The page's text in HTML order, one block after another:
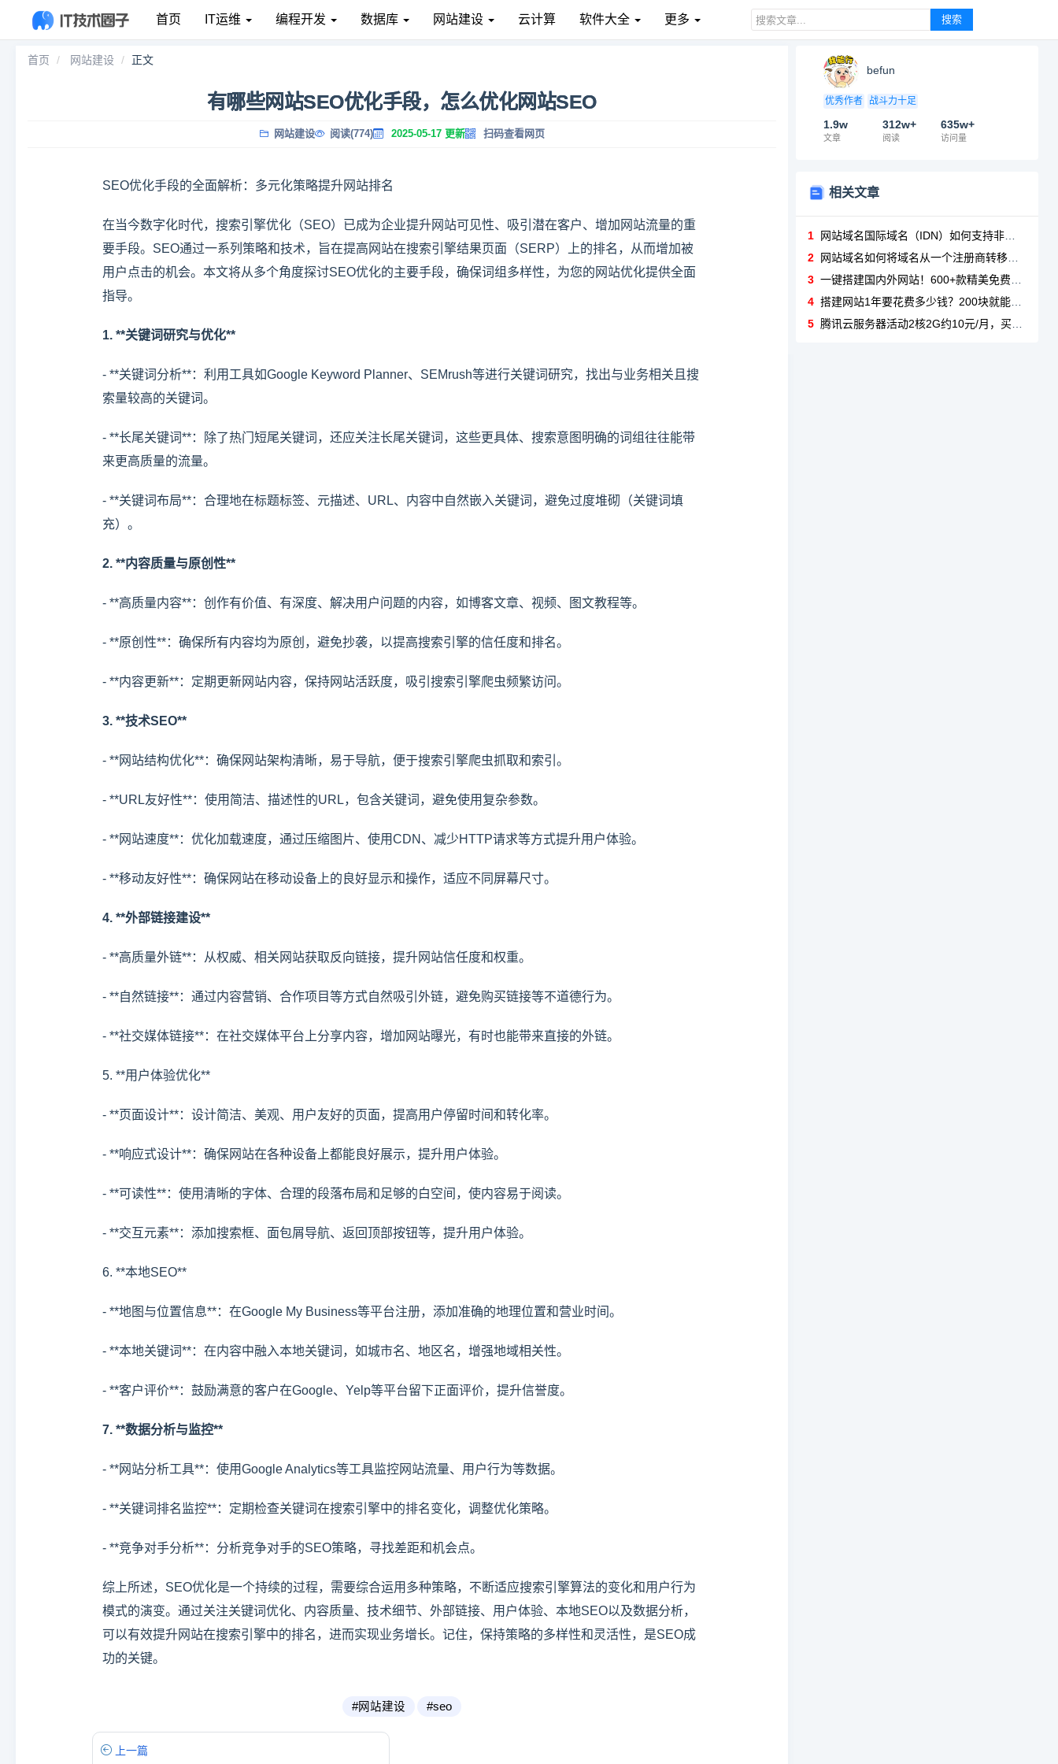
首页 IT运维 编程开发 数据库 网站建设 云计算 软件大全 更多 搜索
首页 网站建设 正文
有哪些网站SEO优化手段，怎么优化网站SEO
网站建设 阅读(774) 2025-05-17 更新 扫码查看网页
SEO优化手段的全面解析：多元化策略提升网站排名
在当今数字化时代，搜索引擎优化（SEO）已成为企业提升网站可见性、吸引潜在客户、增加网站流量的重
要手段。SEO通过一系列策略和技术，旨在提高网站在搜索引擎结果页面（SERP）上的排名，从而增加被
用户点击的机会。本文将从多个角度探讨SEO优化的主要手段，确保词组多样性，为您的网站优化提供全面
指导。
1. **关键词研究与优化**
- **关键词分析**：利用工具如Google Keyword Planner、SEMrush等进行关键词研究，找出与业务相关且搜
索量较高的关键词。
- **长尾关键词**：除了热门短尾关键词，还应关注长尾关键词，这些更具体、搜索意图明确的词组往往能带
来更高质量的流量。
- **关键词布局**：合理地在标题标签、元描述、URL、内容中自然嵌入关键词，避免过度堆砌（关键词填
充）。
2. **内容质量与原创性**
- **高质量内容**：创作有价值、有深度、解决用户问题的内容，如博客文章、视频、图文教程等。
- **原创性**：确保所有内容均为原创，避免抄袭，以提高搜索引擎的信任度和排名。
- **内容更新**：定期更新网站内容，保持网站活跃度，吸引搜索引擎爬虫频繁访问。
3. **技术SEO**
- **网站结构优化**：确保网站架构清晰，易于导航，便于搜索引擎爬虫抓取和索引。
- **URL友好性**：使用简洁、描述性的URL，包含关键词，避免使用复杂参数。
- **网站速度**：优化加载速度，通过压缩图片、使用CDN、减少HTTP请求等方式提升用户体验。
- **移动友好性**：确保网站在移动设备上的良好显示和操作，适应不同屏幕尺寸。
4. **外部链接建设**
- **高质量外链**：从权威、相关网站获取反向链接，提升网站信任度和权重。
- **自然链接**：通过内容营销、合作项目等方式自然吸引外链，避免购买链接等不道德行为。
- **社交媒体链接**：在社交媒体平台上分享内容，增加网站曝光，有时也能带来直接的外链。
5. **用户体验优化**
- **页面设计**：设计简洁、美观、用户友好的页面，提高用户停留时间和转化率。
- **响应式设计**：确保网站在各种设备上都能良好展示，提升用户体验。
- **可读性**：使用清晰的字体、合理的段落布局和足够的白空间，使内容易于阅读。
- **交互元素**：添加搜索框、面包屑导航、返回顶部按钮等，提升用户体验。
6. **本地SEO**
- **地图与位置信息**：在Google My Business等平台注册，添加准确的地理位置和营业时间。
- **本地关键词**：在内容中融入本地关键词，如城市名、地区名，增强地域相关性。
- **客户评价**：鼓励满意的客户在Google、Yelp等平台留下正面评价，提升信誉度。
7. **数据分析与监控**
- **网站分析工具**：使用Google Analytics等工具监控网站流量、用户行为等数据。
- **关键词排名监控**：定期检查关键词在搜索引擎中的排名变化，调整优化策略。
- **竞争对手分析**：分析竞争对手的SEO策略，寻找差距和机会点。
综上所述，SEO优化是一个持续的过程，需要综合运用多种策略，不断适应搜索引擎算法的变化和用户行为
模式的演变。通过关注关键词优化、内容质量、技术细节、外部链接、用户体验、本地SEO以及数据分析，
可以有效提升网站在搜索引擎中的排名，进而实现业务增长。记住，保持策略的多样性和灵活性，是SEO成
功的关键。
#网站建设 #seo
上一篇
befun
优秀作者 战斗力十足
1.9w
文章
312w+
阅读
635w+
访问量
相关文章
1
网站域名国际域名（IDN）如何支持非拉丁字符？
2
网站域名如何将域名从一个注册商转移到另一个？
3 一键搭建国内外网站！600+款精美免费模板，低至0.5元/天，最快1天可搭建
4 搭建网站1年要花费多少钱？200块就能建网站
5 腾讯云服务器活动2核2G约10元/月，买一年送三个月